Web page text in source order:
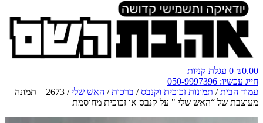
₪0.00
0 עגלת קניות
חייג עכשיו: 050-9997396
עמוד הבית/ תמונות זכוכית וקנבס/ ברכות/ האש שלי
/ 2673 – תמונה
מעוצבת של “האש שלי " על קנבס או זכוכית מחוסמת